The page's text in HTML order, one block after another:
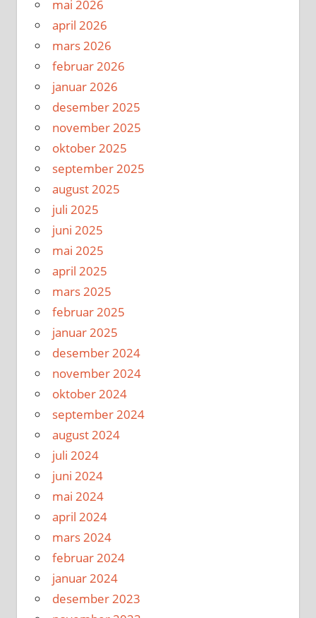
mai 2026
april 2026
mars 2026
februar 2026
januar 2026
desember 2025
november 2025
oktober 2025
september 2025
august 2025
juli 2025
juni 2025
mai 2025
april 2025
mars 2025
februar 2025
januar 2025
desember 2024
november 2024
oktober 2024
september 2024
august 2024
juli 2024
juni 2024
mai 2024
april 2024
mars 2024
februar 2024
januar 2024
desember 2023